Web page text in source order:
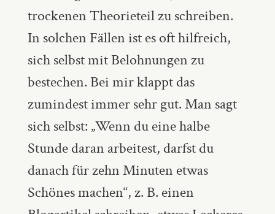
trockenen Theorieteil zu schreiben.
In solchen Fällen ist es oft hilfreich,
sich selbst mit Belohnungen zu
bestechen. Bei mir klappt das
zumindest immer sehr gut. Man sagt
sich selbst: „Wenn du eine halbe
Stunde daran arbeitest, darfst du
danach für zehn Minuten etwas
Schönes machen“, z. B. einen